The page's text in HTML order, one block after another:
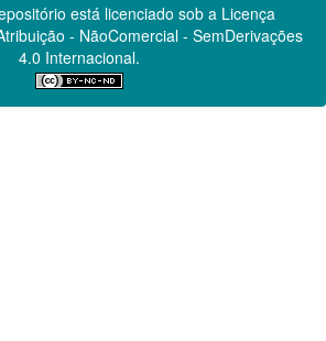
está licenciado sob a Licença
- NãoComercial - SemDerivações
4.0 Internacional.